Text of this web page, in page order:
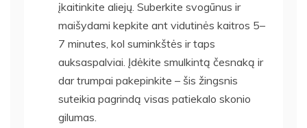
įkaitinkite aliejų. Suberkite svogūnus ir
maišydami kepkite ant vidutinės kaitros 5–
7 minutes, kol suminkštės ir taps
auksaspalviai. Įdėkite smulkintą česnaką ir
dar trumpai pakepinkite – šis žingsnis
suteikia pagrindą visas patiekalo skonio
gilumas.